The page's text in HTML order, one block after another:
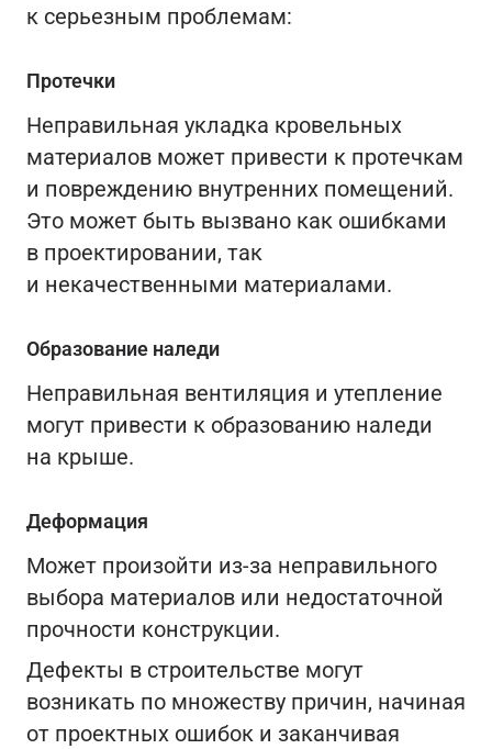
к серьезным проблемам:
Протечки
Неправильная укладка кровельных
материалов может привести к протечкам
и повреждению внутренних помещений.
Это может быть вызвано как ошибками
в проектировании, так
и некачественными материалами.
Образование наледи
Неправильная вентиляция и утепление
могут привести к образованию наледи
на крыше.
Деформация
Может произойти из-за неправильного
выбора материалов или недостаточной
прочности конструкции.
Дефекты в строительстве могут
возникать по множеству причин, начиная
от проектных ошибок и заканчивая